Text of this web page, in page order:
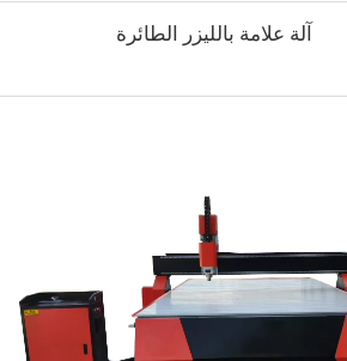
آلة علامة بالليزر الطائرة